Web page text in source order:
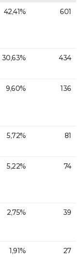
42,41% 601
30,63% 434
9,60% 136
5,72% 81
5,22% 74
2,75% 39
1,91% 27